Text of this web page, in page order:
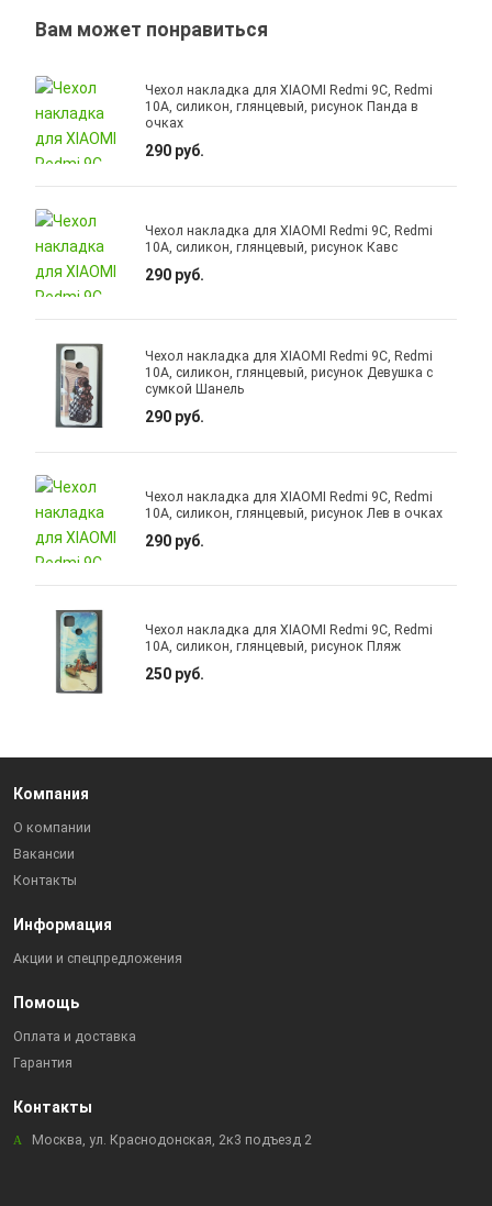
Вам может понравиться
Чехол накладка для XIAOMI Redmi 9C, Redmi
10A, силикон, глянцевый, рисунок Панда в
очках
290 руб.
Чехол накладка для XIAOMI Redmi 9C, Redmi
10A, силикон, глянцевый, рисунок Кавс
290 руб.
Чехол накладка для XIAOMI Redmi 9C, Redmi
10A, силикон, глянцевый, рисунок Девушка с
сумкой Шанель
290 руб.
Чехол накладка для XIAOMI Redmi 9C, Redmi
10A, силикон, глянцевый, рисунок Лев в очках
290 руб.
Чехол накладка для XIAOMI Redmi 9C, Redmi
10A, силикон, глянцевый, рисунок Пляж
250 руб.
Компания
О компании
Вакансии
Контакты
Информация
Акции и спецпредложения
Помощь
Оплата и доставка
Гарантия
Контакты
Москва, ул. Краснодонская, 2к3 подъезд 2